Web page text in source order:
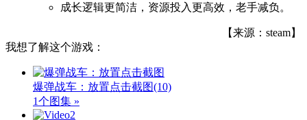
成长逻辑更简洁，资源投入更高效，老手减负。
【来源：steam】
我想了解这个游戏：
爆弹战车：放置点击截图(10)
1个图集 »